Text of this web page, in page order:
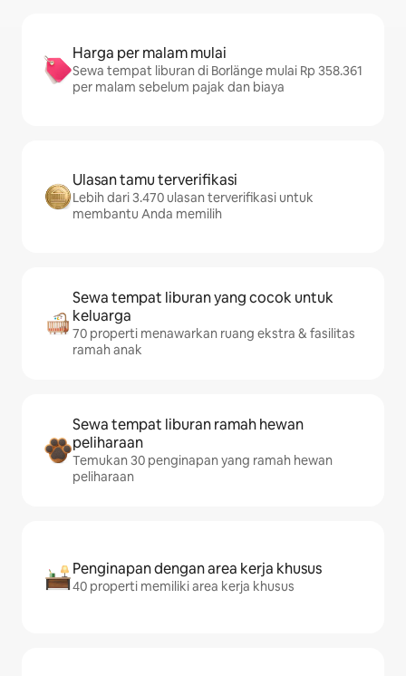
Harga per malam mulai
Sewa tempat liburan di Borlänge mulai Rp 358.361
per malam sebelum pajak dan biaya
Ulasan tamu terverifikasi
Lebih dari 3.470 ulasan terverifikasi untuk
membantu Anda memilih
Sewa tempat liburan yang cocok untuk
keluarga
70 properti menawarkan ruang ekstra & fasilitas
ramah anak
Sewa tempat liburan ramah hewan
peliharaan
Temukan 30 penginapan yang ramah hewan
peliharaan
Penginapan dengan area kerja khusus
40 properti memiliki area kerja khusus